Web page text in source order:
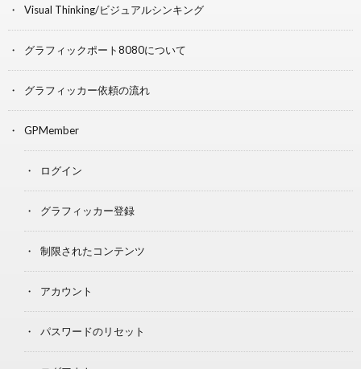
Visual Thinking/ビジュアルシンキング
グラフィックポート8080について
グラフィッカー依頼の流れ
GPMember
ログイン
グラフィッカー登録
制限されたコンテンツ
アカウント
パスワードのリセット